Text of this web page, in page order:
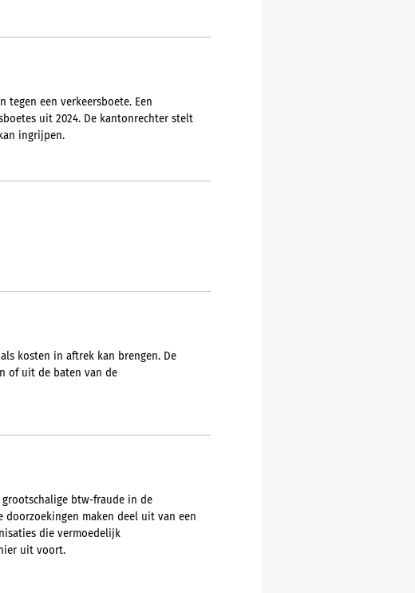
tegen een verkeersboete. Een
uit 2024. De kantonrechter stelt
ingrijpen.
kosten in aftrek kan brengen. De
of uit de baten van de
btw-fraude in de
maken deel uit van een
die vermoedelijk
uit voort.